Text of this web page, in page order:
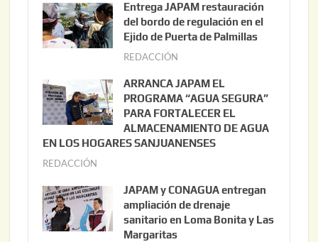
o
s
t
3
,
2
0
Entrega JAPAM restauración
del bordo de regulación en el
Ejido de Puerta de Palmillas
REDACCIÓN
i
o
2
2
0
ARRANCA JAPAM EL
PROGRAMA “AGUA SEGURA”
PARA FORTALECER EL
ALMACENAMIENTO DE AGUA
EN LOS HOGARES SANJUANENSES
REDACCIÓN
l
i
o
JAPAM y CONAGUA entregan
ampliación de drenaje
sanitario en Loma Bonita y Las
Margaritas